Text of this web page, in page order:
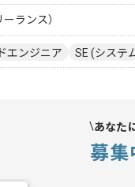
ランス）
エンジニア SE (システ
あなた
募集